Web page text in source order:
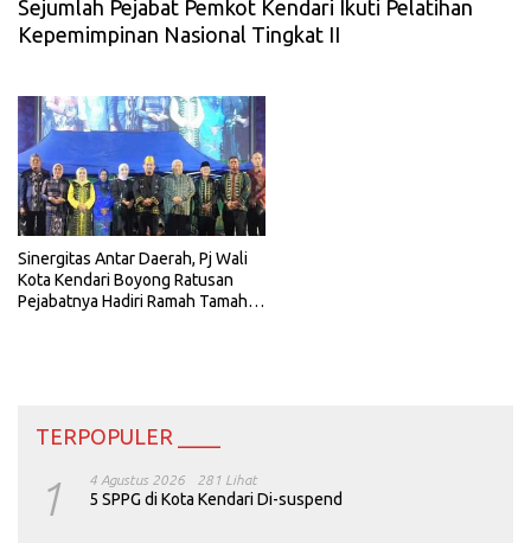
Sejumlah Pejabat Pemkot Kendari Ikuti Pelatihan
Kepemimpinan Nasional Tingkat II
Sinergitas Antar Daerah, Pj Wali
Kota Kendari Boyong Ratusan
Pejabatnya Hadiri Ramah Tamah
TERPOPULER ____
1 4 Agustus 2026 281 Lihat
5 SPPG di Kota Kendari Di-suspend